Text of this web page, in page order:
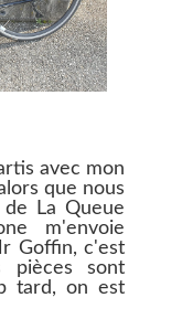
avec mon
que nous
La Queue
m'envoie
Goffin, c'est
pièces sont
tard, on est